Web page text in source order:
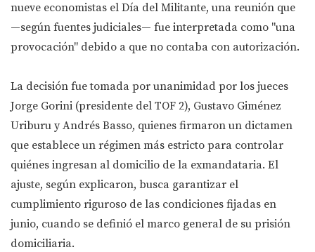
nueve economistas el Día del Militante, una reunión que
—según fuentes judiciales— fue interpretada como "una
provocación" debido a que no contaba con autorización.
La decisión fue tomada por unanimidad por los jueces
Jorge Gorini (presidente del TOF 2), Gustavo Giménez
Uriburu y Andrés Basso, quienes firmaron un dictamen
que establece un régimen más estricto para controlar
quiénes ingresan al domicilio de la exmandataria. El
ajuste, según explicaron, busca garantizar el
cumplimiento riguroso de las condiciones fijadas en
junio, cuando se definió el marco general de su prisión
domiciliaria.